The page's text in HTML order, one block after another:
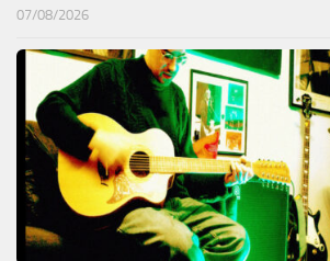
07/08/2026